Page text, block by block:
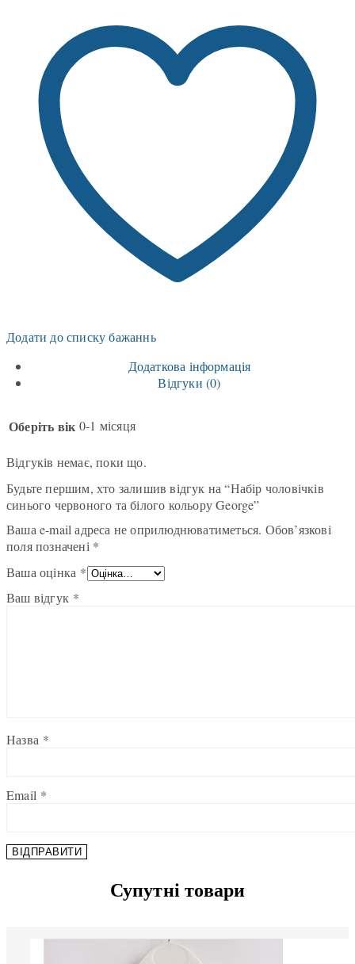
Додати до списку бажаннь
Додаткова інформація
Відгуки (0)
Оберіть вік 0-1 місяця
Відгуків немає, поки що.
Будьте першим, хто залишив відгук на “Набір чоловічків
синього червоного та білого кольору George”
Ваша e-mail адреса не оприлюднюватиметься. Обов’язкові
поля позначені *
Ваша оцінка *
Ваш відгук *
Назва *
Email *
Супутні товари